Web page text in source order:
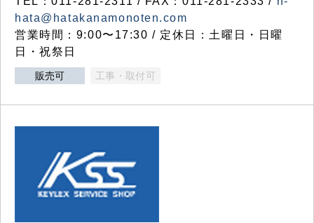
hata@hatakanamonoten.com
営業時間：9:00〜17:30 / 定休日：土曜日・日曜
日・祝祭日
販売可 工事・取付可